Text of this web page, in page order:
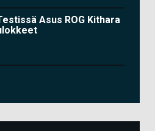
Asus ROG Kithara